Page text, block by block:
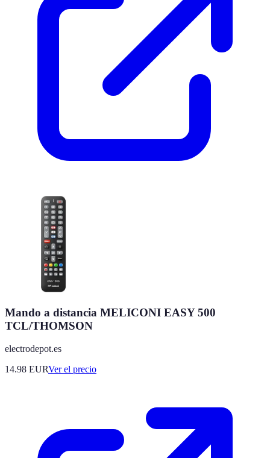
Mando a distancia MELICONI EASY 500
TCL/THOMSON
electrodepot.es
14.98 EURVer el precio